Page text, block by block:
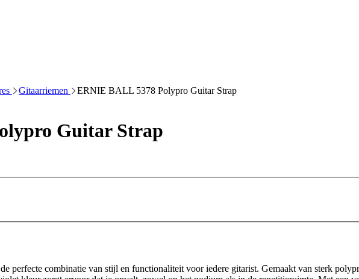
Gitaarriemen ERNIE BALL 5378 Polypro Guitar Strap
Guitar Strap
perfecte combinatie van stijl en functionaliteit voor iedere gitarist. Gemaakt van sterk